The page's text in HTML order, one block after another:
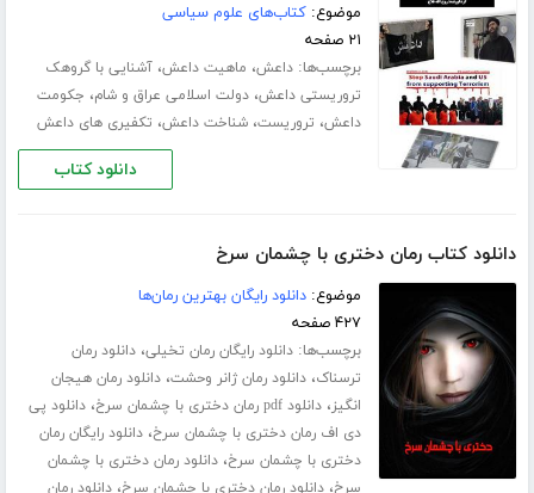
موضوع:کتاب‌های علوم سیاسی
۲۱ صفحه
برچسب‌ها:داعش، ماهیت داعش،آشنایی با گروهک
تروریستی داعش،دولت اسلامی عراق و شام، جکومت
داعش، تروریست،شناخت داعش، تکفیری های داعش
دانلود کتاب
دانلود کتاب رمان دختری با چشمان سرخ
موضوع:دانلود رایگان بهترین رمان‌ها
۴۲۷ صفحه
برچسب‌ها:دانلود رایگان رمان تخیلی،دانلود رمان
ترسناک،دانلود رمان ژانر وحشت،دانلود رمان هیجان
انگیز،دانلود pdf رمان دختری با چشمان سرخ ،دانلود پی
دی اف رمان دختری با چشمان سرخ،دانلود رایگان رمان
دختری با چشمان سرخ،دانلود رمان دختری با چشمان
سرخ،دانلود رمان دختری با چشمان سرخ،دانلود رمان